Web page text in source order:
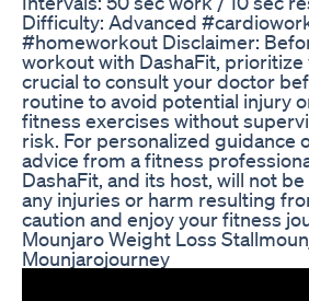
Difficulty: Advanced
#homeworkout Disclaimer:
workout with DashaFit, prioritize
crucial to consult your doctor
routine to avoid potential injury
fitness exercises without
risk. For personalized guidance
advice from a fitness
DashaFit, and its host, will not
any injuries or harm resulting
caution and enjoy your fitness
Mounjaro Weight Loss
Mounjarojourney